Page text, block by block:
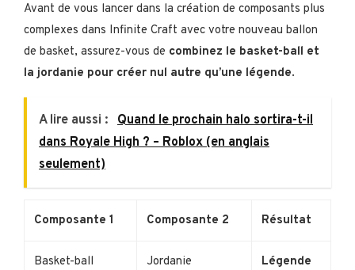
Avant de vous lancer dans la création de composants plus
complexes dans Infinite Craft avec votre nouveau ballon
de basket, assurez-vous de combinez le basket-ball et
la jordanie pour créer nul autre qu’une légende.
A lire aussi :
Quand le prochain halo sortira-t-il
dans Royale High ? – Roblox (en anglais
seulement)
Composante 1 Composante 2 Résultat
Basket-ball Jordanie Légende